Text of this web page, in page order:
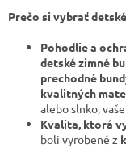
Prečo si vybrať
Pohodlie a
detské zimné
prechodné
kvalitných
alebo slnko,
Kvalita, ktorá
boli vyrobené z